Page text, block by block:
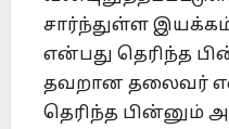
சார்ந்துள்ள
என்பது தெரிந்த
தவறான தலைவர்
தெரிந்த பின்னும்